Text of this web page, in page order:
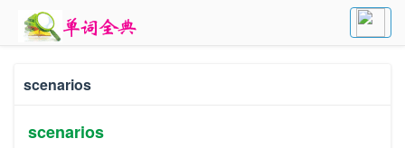
scenarios
scenarios